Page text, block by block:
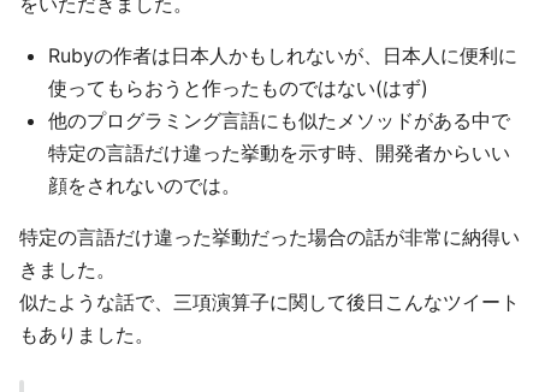
Rubyの作者は日本人かもしれないが、日本人に便利に
使ってもらおうと作ったものではない(はず)
他のプログラミング言語にも似たメソッドがある中で
特定の言語だけ違った挙動を示す時、開発者からいい
顔をされないのでは。
特定の言語だけ違った挙動だった場合の話が非常に納得い
きました。
似たような話で、三項演算子に関して後日こんなツイート
もありました。